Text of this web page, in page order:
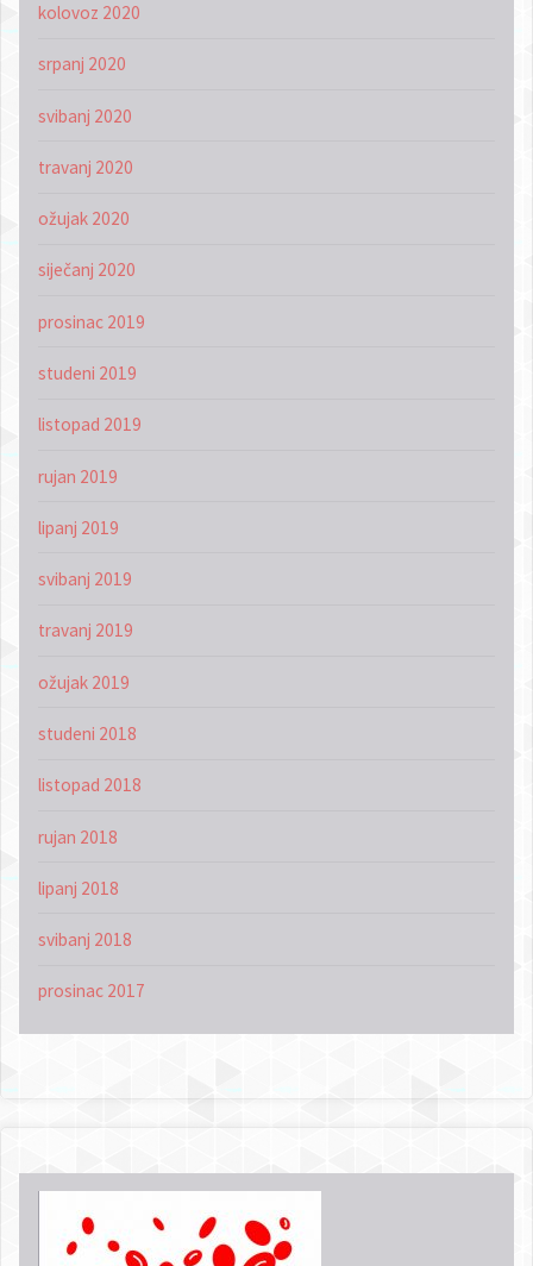
kolovoz 2020
srpanj 2020
svibanj 2020
travanj 2020
ožujak 2020
siječanj 2020
prosinac 2019
studeni 2019
listopad 2019
rujan 2019
lipanj 2019
svibanj 2019
travanj 2019
ožujak 2019
studeni 2018
listopad 2018
rujan 2018
lipanj 2018
svibanj 2018
prosinac 2017